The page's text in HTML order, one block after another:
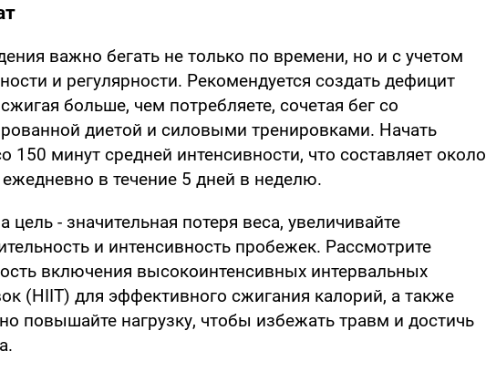
важно бегать не только по времени, но и с учетом
и регулярности. Рекомендуется создать дефицит
больше, чем потребляете, сочетая бег со
диетой и силовыми тренировками. Начать
150 минут средней интенсивности, что составляет около
в течение 5 дней в неделю.
цель - значительная потеря веса, увеличивайте
и интенсивность пробежек. Рассмотрите
включения высокоинтенсивных интервальных
(HIIT) для эффективного сжигания калорий, а также
повышайте нагрузку, чтобы избежать травм и достичь